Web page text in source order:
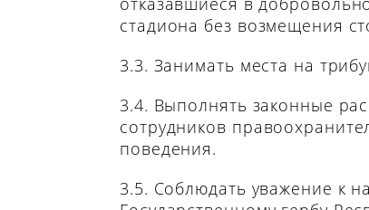
стадиона без возмещения
3.3. Занимать места на
3.4. Выполнять законные
сотрудников
поведения.
3.5. Соблюдать уважение к